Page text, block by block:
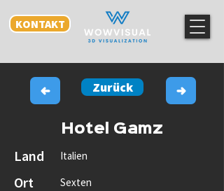
KONTAKT
Zurück
Hotel Gamz
Land Italien
Ort Sexten